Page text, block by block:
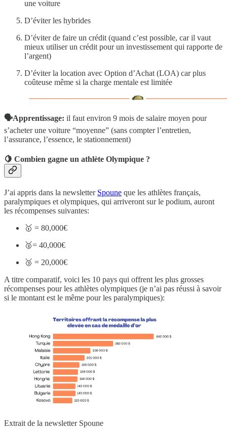
une voiture
D’éviter les hybrides
D’éviter de faire un crédit (quand c’est possible, car il vaut
mieux utiliser un crédit pour un investissement qui rapporte de
l’argent)
D’éviter la location avec Option d’Achat (LOA) car plus
coûteuse même si la charge mentale est limitée
🗣️Apprentissage: il faut environ 9 mois de salaire moyen pour
s’acheter une voiture “moyenne” (sans compter l’entretien,
l’assurance, l’essence, le stationnement)
🍋 Combien gagne un athlète Olympique ?
J’ai appris dans la newsletter Spoune que les athlètes français,
paralympiques et olympiques, qui arriveront sur le podium, auront
les récompenses suivantes:
🥇 = 80,000€
🥈= 40,000€
🥉 = 20,000€
A titre comparatif, voici les 10 pays qui offrent les plus grosses
récompenses pour les athlètes olympiques (je n’ai pas réussi à savoir
si le montant est le même pour les paralympiques):
Extrait de la newsletter Spoune